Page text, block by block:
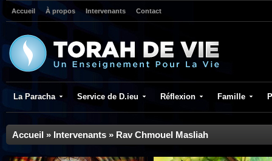
Accueil À propos Intervenants Contact
La Paracha Service de D.ieu Réflexion Famille
Accueil » Intervenants » Rav Chmouel Masliah